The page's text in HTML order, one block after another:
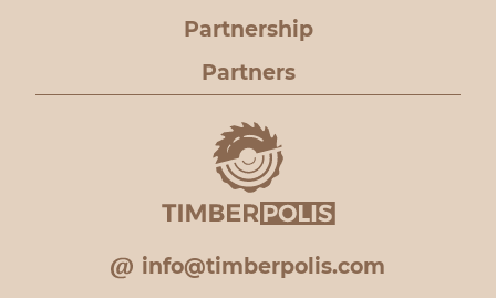
Partnership
Partners
info@timberpolis.com